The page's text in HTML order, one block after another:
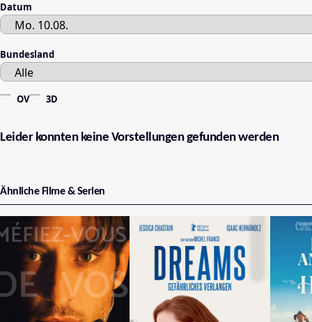
Datum
Bundesland
OV 3D
Leider konnten keine Vorstellungen gefunden werden
Ähnliche Filme & Serien